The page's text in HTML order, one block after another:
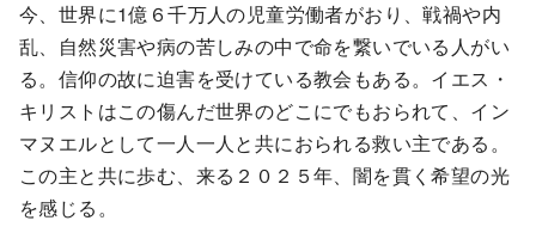
今、世界に1億６千万人の児童労働者がおり、戦禍や内
乱、自然災害や病の苦しみの中で命を繋いでいる人がい
る。信仰の故に迫害を受けている教会もある。イエス・
キリストはこの傷んだ世界のどこにでもおられて、イン
マヌエルとして一人一人と共におられる救い主である。
この主と共に歩む、来る２０２５年、闇を貫く希望の光
を感じる。